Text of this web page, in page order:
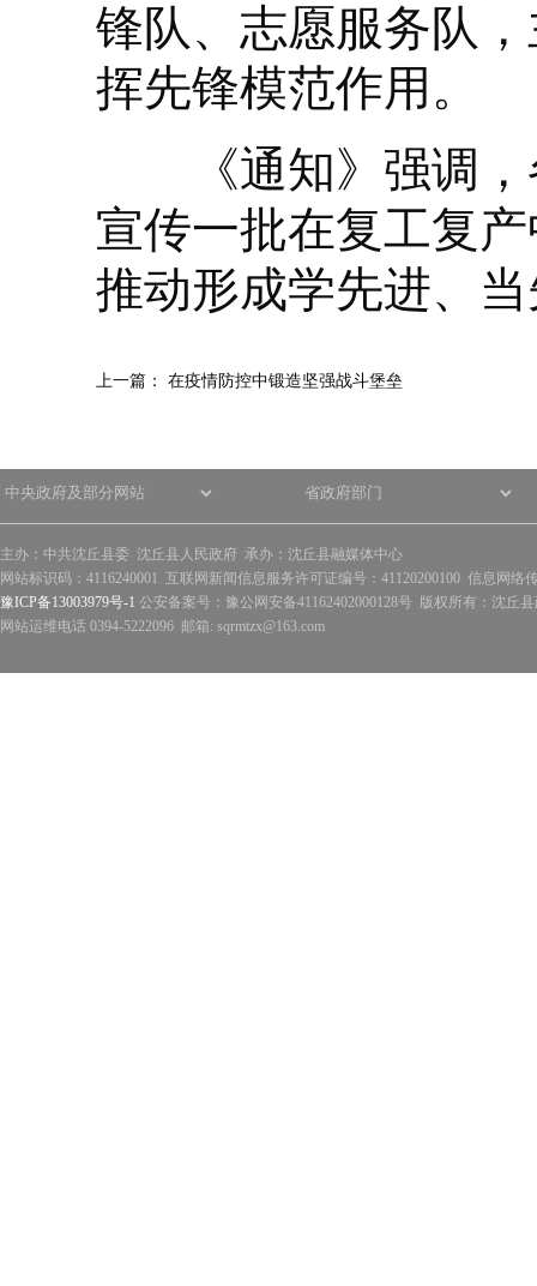
锋队、志愿服务队
挥先锋模范作用。
《通知》强调，
宣传一批在复工复
推动形成学先进、
上一篇： 在疫情防控中锻造坚强战斗堡垒
主办：中共沈丘县委 沈丘县人民政府 承办：沈丘县融媒体中心
网站标识码：4116240001 互联网新闻信息服务许可证编号：41120200100 信息网络
豫ICP备13003979号-1 公安备案号：豫公网安备41162402000128号 版权所有：沈丘
网站运维电话 0394-5222096 邮箱: sqrmtzx@163.com